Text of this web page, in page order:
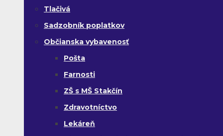
Tlačivá
Sadzobník poplatkov
Občianska vybavenosť
Pošta
Farnosti
ZŠ s MŠ Stakčín
Zdravotníctvo
Lekáreň